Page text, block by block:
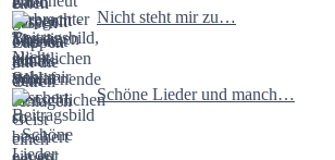
Nicht steht mir zu…
Schöne Lieder und manch…